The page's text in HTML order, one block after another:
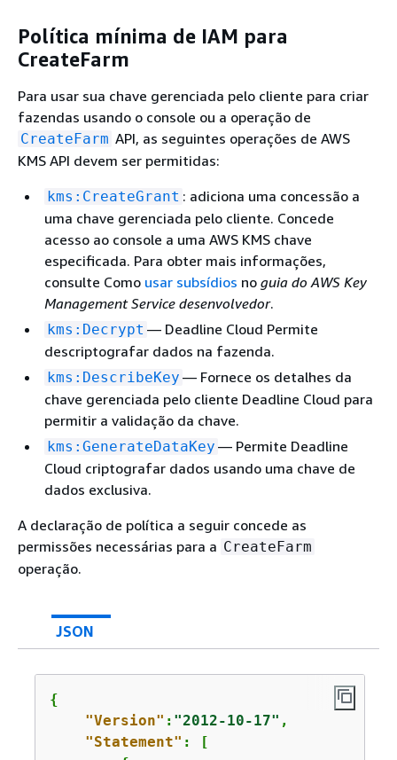
Política mínima de IAM para
CreateFarm
Para usar sua chave gerenciada pelo cliente para criar
fazendas usando o console ou a operação de
CreateFarm API, as seguintes operações de AWS
KMS API devem ser permitidas:
kms:CreateGrant : adiciona uma concessão a
uma chave gerenciada pelo cliente. Concede
acesso ao console a uma AWS KMS chave
especificada. Para obter mais informações,
consulte Como usar subsídios no guia do AWS Key
Management Service desenvolvedor.
kms:Decrypt — Deadline Cloud Permite
descriptografar dados na fazenda.
kms:DescribeKey — Fornece os detalhes da
chave gerenciada pelo cliente Deadline Cloud para
permitir a validação da chave.
kms:GenerateDataKey — Permite Deadline
Cloud criptografar dados usando uma chave de
dados exclusiva.
A declaração de política a seguir concede as
permissões necessárias para a CreateFarm
operação.
JSON
{
"Version" : "2012-10-17" ,
"Statement" : [